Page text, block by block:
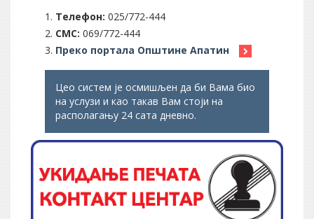
Телефон: 025/772-444
СМС: 069/772-444
Преко портала Општине Апатин
Цео систем је осмишљен да би Вама био
на услузи и као такав Вам стоји на
располагању 24 сата дневно.